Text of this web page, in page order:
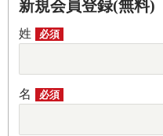
新規会員登録(無料)
姓 必須
名 必須